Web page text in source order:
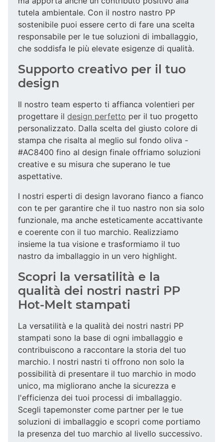
tutela ambientale. Con il nostro nastro PP
sostenibile puoi essere certo di fare una scelta
responsabile per le tue soluzioni di imballaggio,
che soddisfa le più elevate esigenze di qualità.
Supporto creativo per il tuo
design
Il nostro team esperto ti affianca volentieri per
progettare il design perfetto per il tuo progetto
personalizzato. Dalla scelta del giusto colore di
stampa che risalta al meglio sul fondo oliva -
#AC8400 fino al design finale offriamo soluzioni
creative e su misura che superano le tue
aspettative.
I nostri esperti di design lavorano fianco a fianco
con te per garantire che il tuo nastro non sia solo
funzionale, ma anche esteticamente accattivante
e coerente con il tuo marchio. Realizziamo
insieme la tua visione e trasformiamo il tuo
nastro da imballaggio in un vero highlight.
Scopri la versatilità e la
qualità dei nostri nastri PP
Hot-Melt stampati
La versatilità e la qualità dei nostri nastri PP
stampati sono la base di ogni imballaggio e
contribuiscono a raccontare la storia del tuo
marchio. I nostri nastri ti offrono non solo la
possibilità di presentare il tuo marchio in modo
unico, ma migliorano anche la sicurezza e
l'efficienza dei tuoi processi di imballaggio.
Scegli tapemonster come partner per le tue
soluzioni di imballaggio e scopri come portiamo
la presenza del tuo marchio al livello successivo.